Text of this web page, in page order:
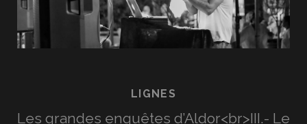
LIGNES
Les grandes enquêtes d’Aldor<br>III.- Le